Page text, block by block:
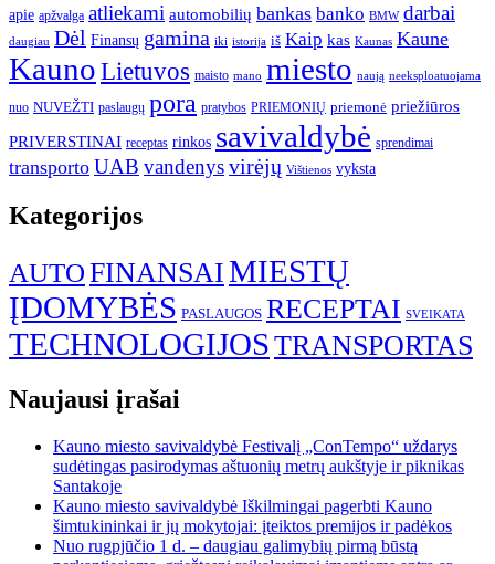
apie apžvalga atliekami automobilių bankas banko BMW darbai
daugiau Dėl Finansų gamina iki istorija iš Kaip kas Kaunas Kaune
KaunoLietuvos maisto mano miesto naują neeksploatuojama
nuo NUVEŽTI paslaugų pora pratybos PRIEMONIŲ priemonė priežiūros
PRIVERSTINAI receptas rinkos savivaldybė sprendimai
transporto UAB vandenysvirėjų Vištienos vyksta
Kategorijos
AUTOFINANSAIMIESTŲ
ĮDOMYBĖS PASLAUGOS RECEPTAI SVEIKATA
TECHNOLOGIJOSTRANSPORTAS
Naujausi įrašai
Kauno miesto savivaldybė Festivalį „ConTempo“ uždarys
sudėtingas pasirodymas aštuonių metrų aukštyje ir piknikas
Santakoje
Kauno miesto savivaldybė Iškilmingai pagerbti Kauno
šimtukininkai ir jų mokytojai: įteiktos premijos ir padėkos
Nuo rugpjūčio 1 d. – daugiau galimybių pirmą būstą